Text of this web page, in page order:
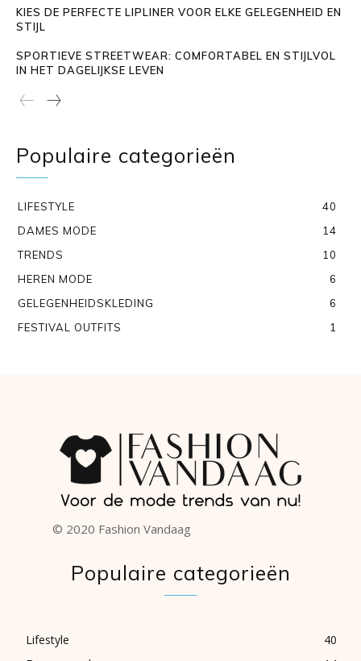
KIES DE PERFECTE LIPLINER VOOR ELKE GELEGENHEID EN
STIJL
SPORTIEVE STREETWEAR: COMFORTABEL EN STIJLVOL
IN HET DAGELIJKSE LEVEN
Populaire categorieën
LIFESTYLE
40
DAMES MODE
14
TRENDS
10
HEREN MODE
6
GELEGENHEIDSKLEDING
6
FESTIVAL OUTFITS
1
© 2020 Fashion Vandaag
Populaire categorieën
Lifestyle
40